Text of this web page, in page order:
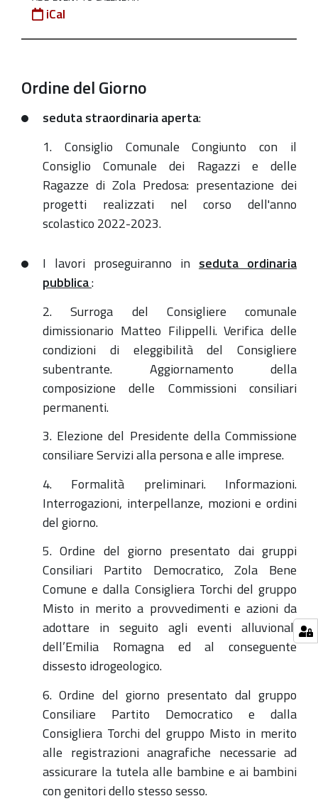
straordinaria
e
2023-
31T18:00:00+02:00
2023-
31T23:59:59+02:00
18,00
Sala
Consiliare
iCal
Ordine del Giorno
seduta straordinaria aperta:
1. Consiglio Comunale Congiunto con il
Consiglio Comunale dei Ragazzi e delle
Ragazze di Zola Predosa: presentazione dei
progetti realizzati nel corso dell'anno
scolastico 2022-2023.
I lavori proseguiranno in seduta ordinaria
pubblica:
2.Surroga del Consigliere comunale
dimissionario Matteo Filippelli. Verifica delle
condizioni di eleggibilità del Consigliere
subentrante. Aggiornamento della
composizione delle Commissioni consiliari
permanenti.
3. Elezione del Presidente della Commissione
consiliare Servizi alla persona e alle imprese.
4. Formalità preliminari. Informazioni.
Interrogazioni, interpellanze, mozioni e ordini
del giorno.
5. Ordine del giorno presentato dai gruppi
Consiliari Partito Democratico, Zola Bene
Comune e dalla Consigliera Torchi del gruppo
Misto in merito a provvedimenti e azioni da
adottare in seguito agli eventi alluvionali
dell’Emilia Romagna ed al conseguente
dissesto idrogeologico.
6. Ordine del giorno presentato dal gruppo
Consiliare Partito Democratico e dalla
Consigliera Torchi del gruppo Misto in merito
alle registrazioni anagrafiche necessarie ad
assicurare la tutela alle bambine e ai bambini
con genitori dello stesso sesso.